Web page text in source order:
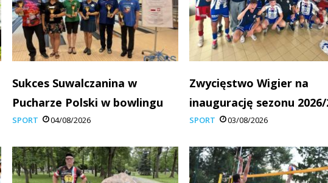
Sukces Suwalczanina w
Pucharze Polski w bowlingu
SPORT 04/08/2026
Zwycięstwo Wigier na
inaugurację sezonu 2026/
SPORT 03/08/2026